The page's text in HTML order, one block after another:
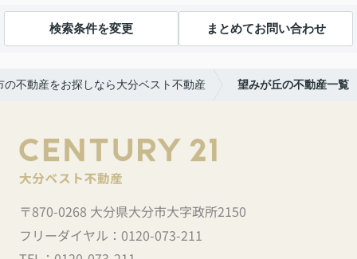
検索条件を変更 まとめてお問い合わせ
の不動産をお探しなら大分ベスト不動産 望みが丘の不動産一覧
〒870-0268 大分県大分市大字政所2150
フリーダイヤル： 0120-073-211